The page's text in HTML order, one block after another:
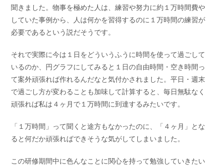
聞きました。物事を極めた人は、練習や努力に約１万時間費や
していた事例から、人は何かを習得するのに１万時間の練習が
必要であるという説だそうです。
それで実際に今は１日をどういうふうに時間を使って過ごして
いるのか、円グラフにしてみると１日の自由時間・空き時間っ
て案外頑張れば作れるんだなと気付かされました。平日・週末
で過ごし方が変わることも加味して計算すると、毎日無駄なく
頑張れば私は４ヶ月で１万時間に到達するみたいです。
「１万時間」って聞くと途方もなかったのに、「４ヶ月」とな
ると何だか頑張ればできそうな気がしてしまいました。
この研修期間中に色んなことに関心を持って勉強していきたい